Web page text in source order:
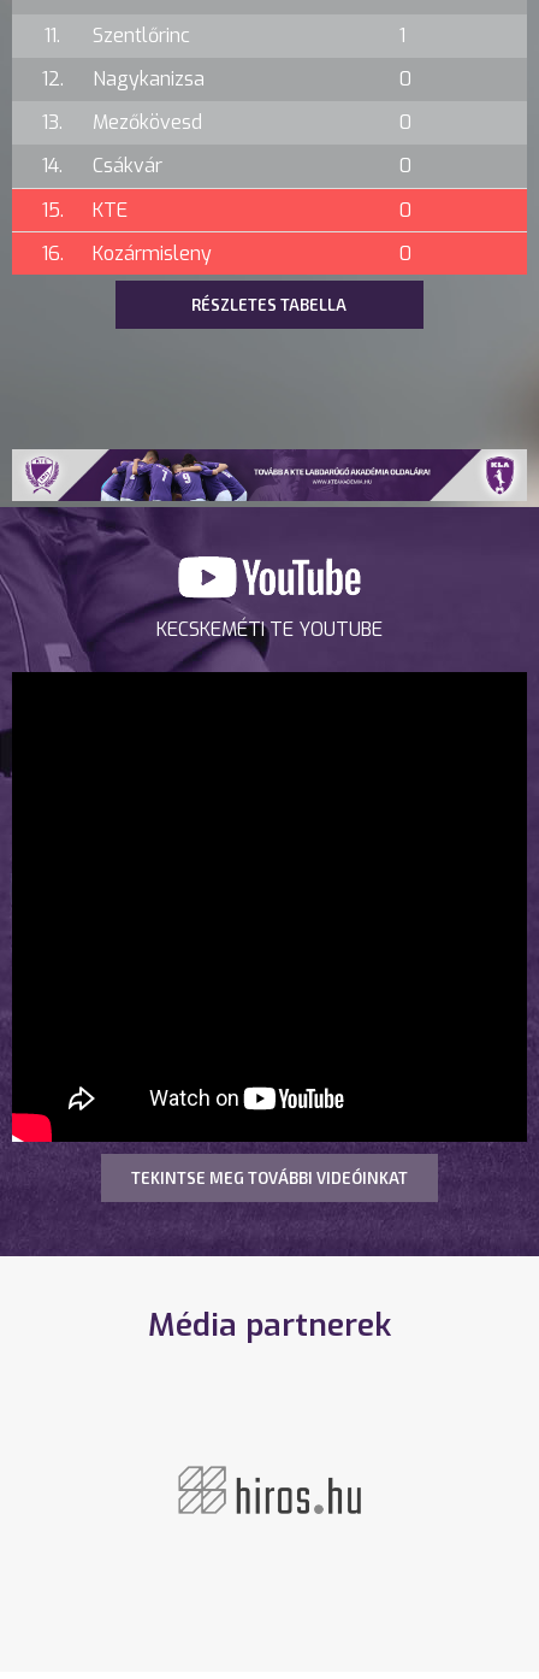
11.
Szentlőrinc
1
12.
Nagykanizsa
0
13.
Mezőkövesd
0
14.
Csákvár
0
15.
KTE
0
16.
Kozármisleny 0
RÉSZLETES TABELLA
KECSKEMÉTI TE YOUTUBE
TEKINTSE MEG TOVÁBBI VIDEÓINKAT
Média partnerek